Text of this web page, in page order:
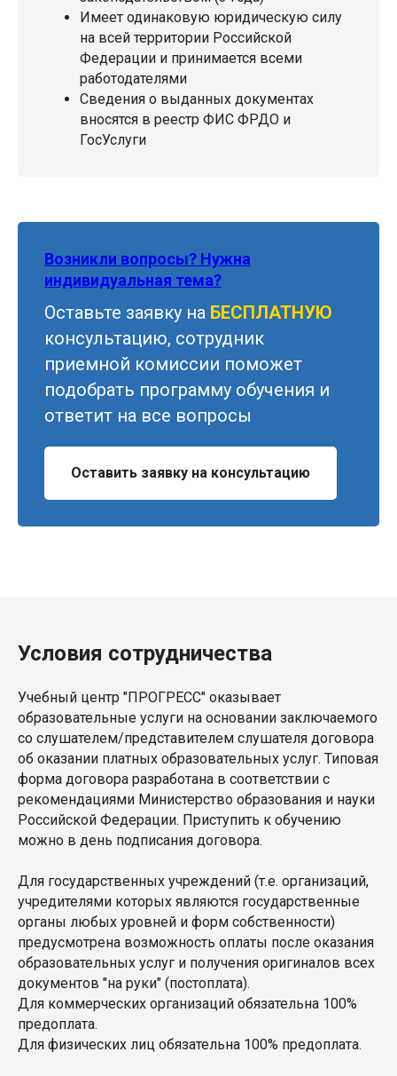
Имеет одинаковую юридическую силу
на всей территории Российской
Федерации и принимается всеми
работодателями
Сведения о выданных документах
вносятся в реестр ФИС ФРДО и
ГосУслуги
Возникли вопросы? Нужна
индивидуальная тема?
Оставьте заявку на БЕСПЛАТНУЮ
консультацию, сотрудник
приемной комиссии поможет
подобрать программу обучения и
ответит на все вопросы
Оставить заявку на консультацию
Условия сотрудничества
Учебный центр "ПРОГРЕСС" оказывает
образовательные услуги на основании заключаемого
со слушателем/представителем слушателя договора
об оказании платных образовательных услуг. Типовая
форма договора разработана в соответствии с
рекомендациями Министерство образования и науки
Российской Федерации. Приступить к обучению
можно в день подписания договора.
Для государственных учреждений (т.е. организаций,
учредителями которых являются государственные
органы любых уровней и форм собственности)
предусмотрена возможность оплаты после оказания
образовательных услуг и получения оригиналов всех
документов "на руки" (постоплата).
Для коммерческих организаций обязательна 100%
предоплата.
Для физических лиц обязательна 100% предоплата.